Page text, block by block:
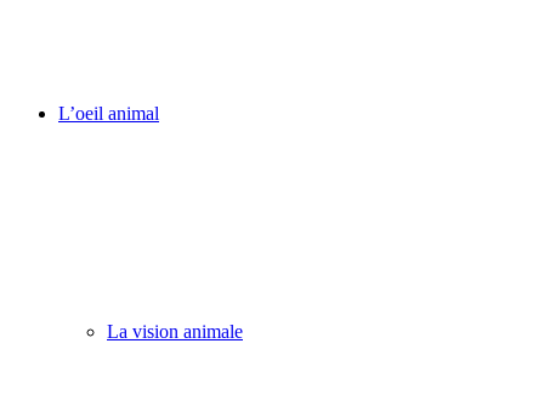
L’oeil animal
La vision animale